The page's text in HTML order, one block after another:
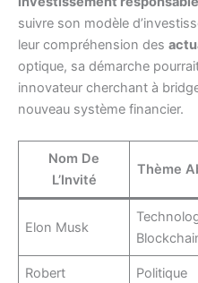
suivre son modèle
leur compréhension des
optique, sa démarche
innovateur cherchant à
nouveau système financier.
Nom De
L’Invité
Thème
Elon Musk
Robert
Politique